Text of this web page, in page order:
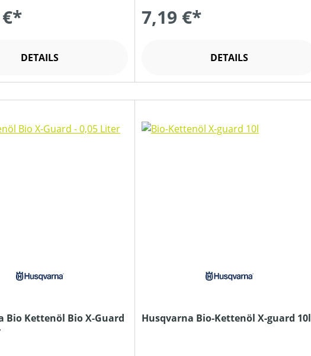
DETAILS
7,19 €*
DETAILS
Bio Kettenöl Bio X-Guard
Husqvarna Bio-Kettenöl X-guard 10l